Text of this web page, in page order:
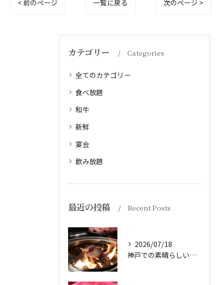
< 前のページ 一覧に戻る 次のページ >
カテゴリー Categories
全てのカテゴリー
食べ放題
和牛
新鮮
宴会
飲み放題
最近の投稿 Recent Posts
2026/07/18
神戸での素晴らしい体験をお探しですか？